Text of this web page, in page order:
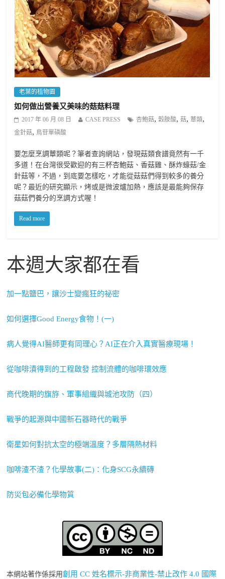
老葉的植物園
如何做出營養又美味的菇菇料理
2017 年 06 月 08 日 CASE PRESS 杏鮑菇,穀胺酸,菇,蕈類,
金針菇, 鳥苷單磷酸
要怎麼烹調蕈類呢？筆者查詢網站，發現菇類食譜竟然有一千
多道！在台灣很受歡迎的有三杯杏鮑菇、香菇雞、酥炸蠔菇/金
針菇等，不過，到底要怎樣吃，才能從菇菇們得到較多的養分
呢？最近的研究顯示，烤或是微波爐加熱，應該是最能夠保存
菇菇們養分的烹調方式喔！
Read more
本週大家都在看
加一點鹽巴，讓沙士變瘋狂的祕密
如何選擇Good Energy食物！(一)
病人覺得AI醫師更有同理心？AI正在介入真實醫療現場！
從咖啡漬得到的工程啟發 控制流體的咖啡環效應
商代晚期的旗斿、軍事組織與城池攻防（四）
戰爭的起源與中國新石器時代的戰爭
衛星如何對抗太空的極端溫度？多層隔熱材料
咖啡渣不渣？化學故事(二)：化身SCG永續磚
防災包必備化學物質
本網站著作係採用創用 CC 姓名標示-非商業性-禁止改作 4.0 國際